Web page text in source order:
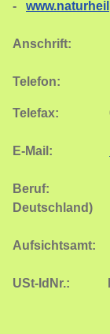
-
Anschrift: Im
Telefon:
Telefax:
E-Mail:
Beruf:
Deutschland)
Aufsichtsamt:
USt-IdNr.: